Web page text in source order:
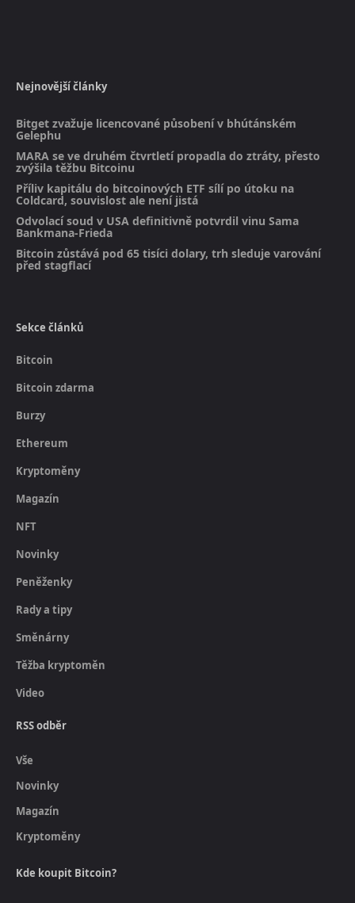
Nejnovější články
Bitget zvažuje licencované působení v bhútánském
Gelephu
MARA se ve druhém čtvrtletí propadla do ztráty, přesto
zvýšila těžbu Bitcoinu
Příliv kapitálu do bitcoinových ETF sílí po útoku na
Coldcard, souvislost ale není jistá
Odvolací soud v USA definitivně potvrdil vinu Sama
Bankmana-Frieda
Bitcoin zůstává pod 65 tisíci dolary, trh sleduje varování
před stagflací
Sekce článků
Bitcoin
Bitcoin zdarma
Burzy
Ethereum
Kryptoměny
Magazín
NFT
Novinky
Peněženky
Rady a tipy
Směnárny
Těžba kryptoměn
Video
RSS odběr
Vše
Novinky
Magazín
Kryptoměny
Kde koupit Bitcoin?